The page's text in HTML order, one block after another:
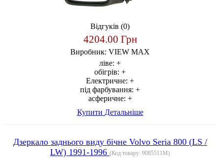
Відгуків (0)
4204.00 Грн
Виробник: VIEW MAX
ліве: +
обігрів: +
Електричне: +
під фарбування: +
асферичне: +
Купити Детальніше
Дзеркало заднього виду бічне Volvo Seria 800 (LS /
LW) 1991-1996 (Код товару: 9085511M)